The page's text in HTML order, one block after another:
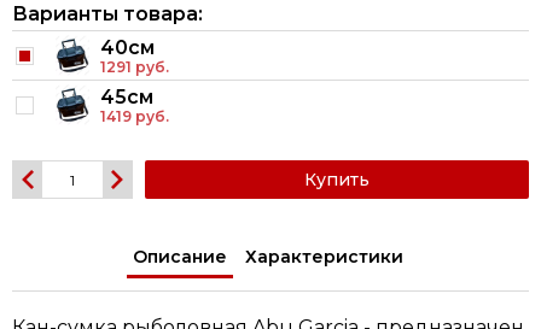
Варианты товара:
40см
1291 руб.
45см
1419 руб.
Купить
Описание Характеристики